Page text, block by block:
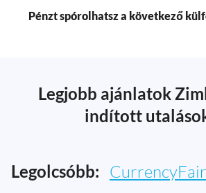
Pénzt spórolhatsz a következő
Legjobb ajánlatok
indított
Legolcsóbb: CurrencyFair